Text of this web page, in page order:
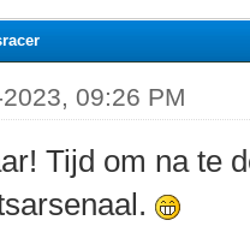
09:26 PM
Tijd om na te